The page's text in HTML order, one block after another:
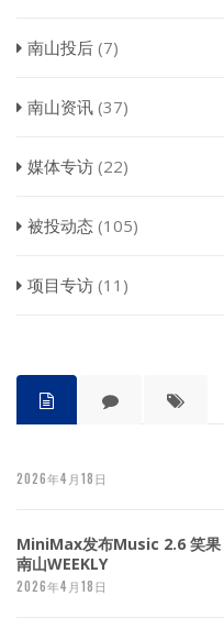
南山投后 (7)
南山资讯 (37)
媒体专访 (22)
被投动态 (105)
项目专访 (11)
2026年4月18日
MiniMax发布Music 2.6 笑果
南山WEEKLY
2026年4月18日